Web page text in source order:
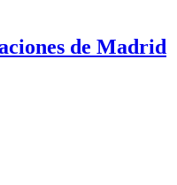
de Madrid